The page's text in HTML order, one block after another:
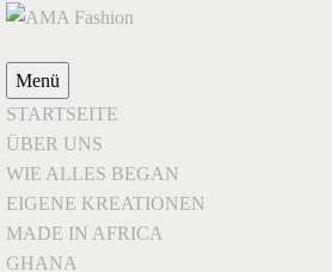
Menü
STARTSEITE
ÜBER UNS
WIE ALLES BEGAN
EIGENE KREATIONEN
MADE IN AFRICA
GHANA